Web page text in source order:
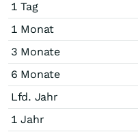
1 Tag
1 Monat
3 Monate
6 Monate
Lfd. Jahr
1 Jahr